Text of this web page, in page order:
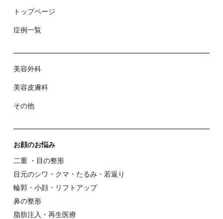
トップページ
症例⼀覧
美容外科
美容⽪膚科
その他
お顔のお悩み
⼆重 ・⽬の整形
⽬元のシワ・クマ・たるみ・若返り
輪郭・⼩顔・リフトアップ
⿐の整形
脂肪注入・再生医療